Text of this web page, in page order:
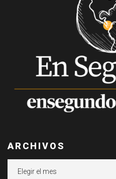
ARCHIVOS